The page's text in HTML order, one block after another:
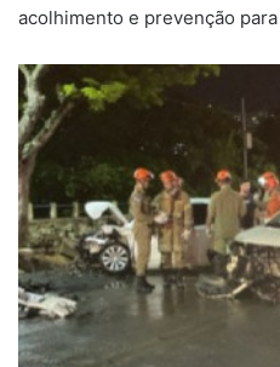
acolhimento e prevenção